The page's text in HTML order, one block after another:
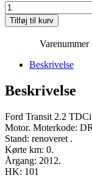
Ford
Transit
2.2
DRFD
HK
antal
Tilføj til kurv
Beskrivelse
Beskrivelse
Ford Transit 2.2 TDCi
Motor. Moterkode:
Stand: renoveret .
Kørte km: 0.
Årgang: 2012.
HK: 101